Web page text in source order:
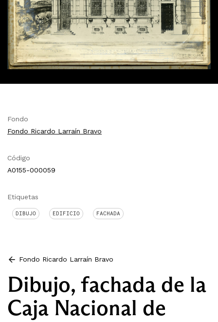
Fondo
Fondo Ricardo Larraín Bravo
Código
A0155-000059
Etiquetas
DIBUJO EDIFICIO FACHADA
Fondo Ricardo Larraín Bravo
Dibujo, fachada de la
Caja Nacional de